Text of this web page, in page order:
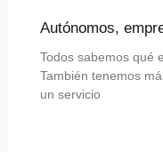
Autónomos,
Todos sabemos qué
También tenemos
un servicio